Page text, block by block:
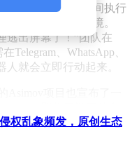
再局限于数字空间执行
知和操作物理环境。
逃出屏幕了！”团队在
Telegram、WhatsApp、
人就会立即行动起来。
和可自由修改的零件列
户提供了“完整搭建、
权乱象频发，原创生态